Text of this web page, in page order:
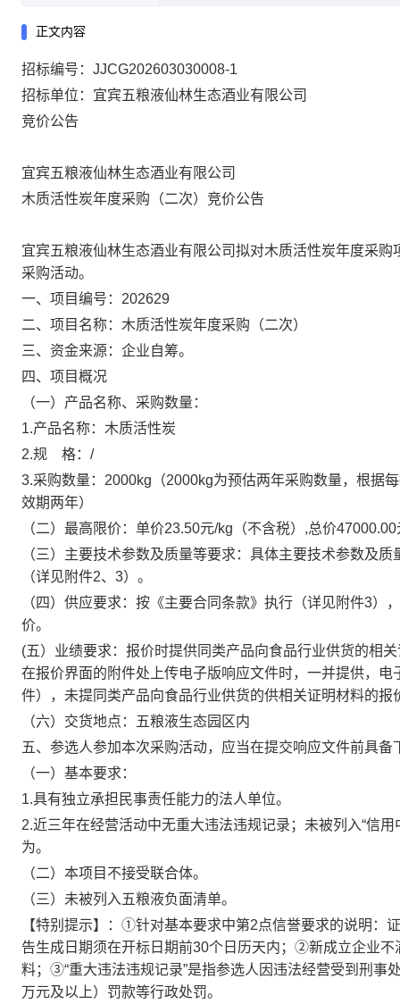
正文内容
招标编号：JJCG202603030008-1
招标单位：宜宾五粮液仙林生态酒业有限公司
竞价公告
宜宾五粮液仙林生态酒业有限公司
木质活性炭年度采购（二次）竞价公告
宜宾五粮液仙林生态酒业有限公司拟对木质活性炭年度采购
采购活动。
一、项目编号：202629
二、项目名称：木质活性炭年度采购（二次）
三、资金来源：企业自筹。
四、项目概况
（一）产品名称、采购数量：
1.产品名称：木质活性炭
2.规
格：/
3.采购数量：2000kg（2000kg为预估两年采购数量，根据
效期两年）
（二）最高限价：单价23.50元/kg（不含税）,总价
（三）主要技术参数及质量等要求：具体主要技术参数及
（详见附件2、3） 。
（四）供应要求：按《主要合同条款》执行（详见附件3）
，
价。
(五）业绩要求： 报价时提供同类产品向食品行业供货的相
在报价界面的附件处上传电子版响应文件时，一并提供，
件），未提同类产品向食品行业供货的供相关证明材料的报
（六）交货地点：五粮液生态园区内
五、参选人参加本次采购活动，应当在提交响应文件前具备
（一）基本要求：
1.具有独立承担民事责任能力的法人单位。
2.近三年在经营活动中无重大违法违规记录；未被列入“信
为。
（二）本项目不接受联合体。
（三）未被列入五粮液负面清单。
【特别提示】： ①针对基本要求中第2点信誉要求的说明：
告生成日期须在开标日期前30个日历天内；②新成立企业
料；③“重大违法违规记录”是指参选人因违法经营受到刑事
万元及以上）罚款等行政处罚。